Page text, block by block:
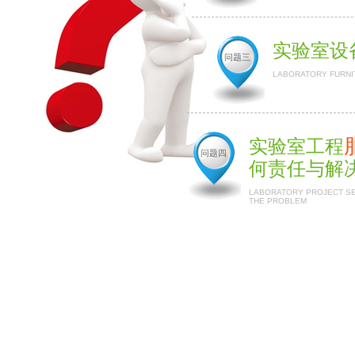
问题三 实验室设
LABORATORY
问题四 实验室工程
何责任与解
LABORATORY PROJECT
THE PROBLEM